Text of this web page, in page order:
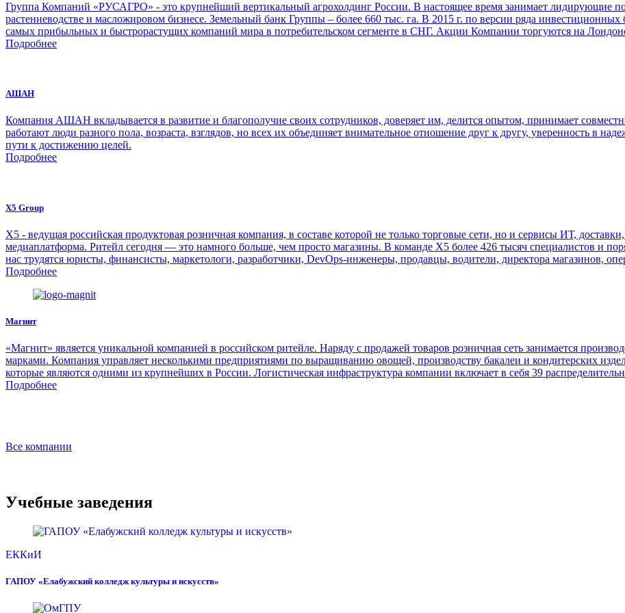
Группа Компаний «РУСАГРО» - это крупнейший вертикальный агрохолдинг России. В настоящее время занимает лидирующие
растениеводстве и масложировом бизнесе. Земельный банк Группы – более 660 тыс. га. В 2015 г. по версии ряда
самых прибыльных и быстрорастущих компаний мира в потребительском сегменте в СНГ. Акции Компании торгуются на
Подробнее
АШАН
Компания АШАН вкладывается в развитие и благополучие своих сотрудников, доверяет им, делится опытом, принимает
работают люди разного пола, возраста, взглядов, но всех их объединяет внимательное отношение друг к другу, уверенность в
пути к достижению целей.
Подробнее
X5 Group
Х5 - ведущая российская продуктовая розничная компания, в составе которой не только торговые сети, но и сервисы ИТ,
медиаплатформа. Ритейл сегодня — это намного больше, чем просто магазины. В команде Х5 более 426 тысяч специалистов и
нас трудятся юристы, финансисты, маркетологи, разработчики, DevOps-инженеры, продавцы, водители, директора магазинов,
Подробнее
Магнит
«Магнит» является уникальной компанией в российском ритейле. Наряду с продажей товаров розничная сеть занимается
марками. Компания управляет несколькими предприятиями по выращиванию овощей, производству бакалеи и кондитерских
которые являются одними из крупнейших в России. Логистическая инфраструктура компании включает в себя 39
Подробнее
Все компании
Учебные заведения
ЕККиИ
ГАПОУ «Елабужский колледж культуры и искусств»